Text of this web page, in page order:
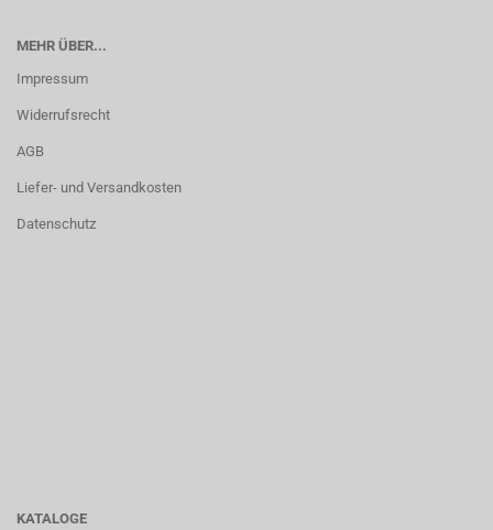
MEHR ÜBER...
Impressum
Widerrufsrecht
AGB
Liefer- und Versandkosten
Datenschutz
KATALOGE